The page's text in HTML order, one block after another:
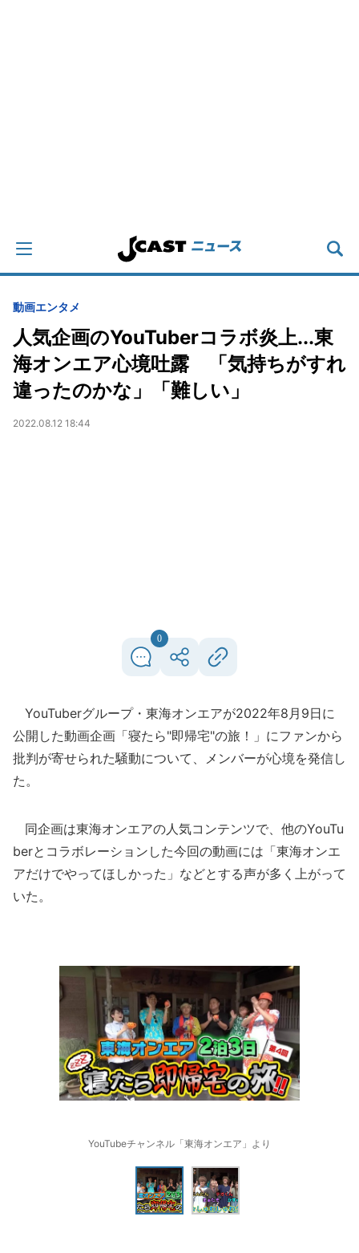
動画エンタメ
人気企画のYouTuberコラボ炎上...東
海オンエア心境吐露 「気持ちがすれ
違ったのかな」「難しい」
2022.08.12 18:44
0
YouTuberグループ・東海オンエアが2022年8月9日に
公開した動画企画「寝たら"即帰宅"の旅！」にファンから
批判が寄せられた騒動について、メンバーが心境を発信し
た。
同企画は東海オンエアの人気コンテンツで、他のYouTu
berとコラボレーションした今回の動画には「東海オンエ
アだけでやってほしかった」などとする声が多く上がって
いた。
YouTubeチャンネル「東海オンエア」より